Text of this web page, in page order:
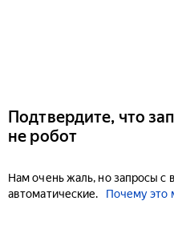
Подтвердите, что
не робот
Нам очень жаль, но запросы с
автоматические.
Почему это